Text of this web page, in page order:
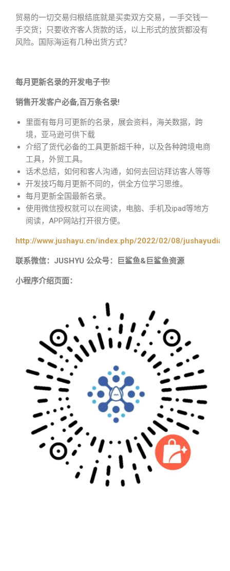
贸易的一切交易归根结底就是买卖双方交易，一手交钱一
手交货；只要收齐客人货款的话，以上形式的放货都没有
风险。国际海运有几种出货方式？
每月更新名录的开发电子书!
销售开发客户必备,百万条名录!
里面有每月可更新的名录，展会资料，海关数据，跨
境，亚马逊可供下载
介绍了货代必备的工具更新超千种，以及各种跨境电商
工具，外贸工具。
话术总结，如何和客人沟通，如何去回访拜访客人等等
开发技巧每月更新不同的，供全方位学习思维。
每月更新全国最新名录。
使用微信授权就可以在阅读，电脑、手机及ipad等地方
阅读，APP网站打开很方便。
http://www.jushayu.cn/index.php/2022/02/08/
联系微信：JUSHYU 公众号：巨鲨鱼&巨鲨鱼资源
小程序介绍页面：